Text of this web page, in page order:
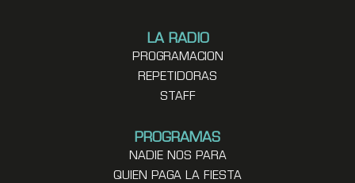
LA RADIO
PROGRAMACION
REPETIDORAS
STAFF
PROGRAMAS
NADIE NOS PARA
QUIEN PAGA LA FIESTA